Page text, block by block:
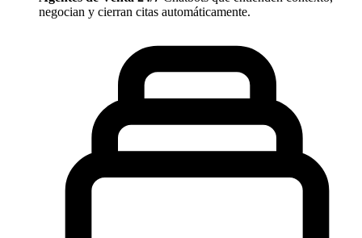
negocian y cierran citas automáticamente.